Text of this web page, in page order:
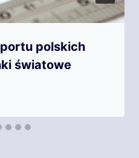
polskich
światowe